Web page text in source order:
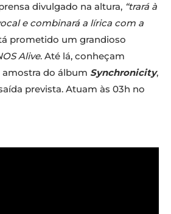
divulgado na altura, “trará à
e combinará a lírica com a
prometido um grandioso
Alive. Até lá, conheçam
amostra do álbum Synchronicity,
prevista. Atuam às 03h no